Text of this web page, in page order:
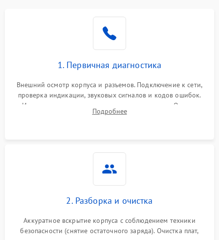
1. Первичная диагностика
Внешний осмотр корпуса и разъемов. Подключение к сети,
проверка индикации, звуковых сигналов и кодов ошибок.
Измерение входного и выходного напряжения. Оценка
реакции ИБП на отключение основного питания без
Подробнее
2. Разборка и очистка
Аккуратное вскрытие корпуса с соблюдением техники
безопасности (снятие остаточного заряда). Очистка плат,